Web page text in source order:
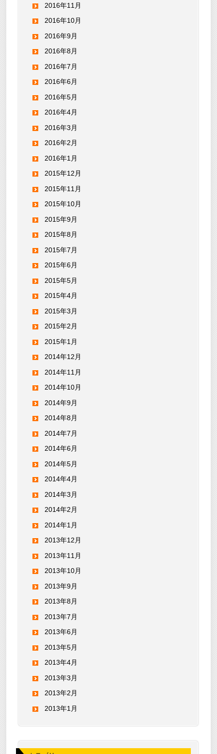
2016年11月
2016年10月
2016年9月
2016年8月
2016年7月
2016年6月
2016年5月
2016年4月
2016年3月
2016年2月
2016年1月
2015年12月
2015年11月
2015年10月
2015年9月
2015年8月
2015年7月
2015年6月
2015年5月
2015年4月
2015年3月
2015年2月
2015年1月
2014年12月
2014年11月
2014年10月
2014年9月
2014年8月
2014年7月
2014年6月
2014年5月
2014年4月
2014年3月
2014年2月
2014年1月
2013年12月
2013年11月
2013年10月
2013年9月
2013年8月
2013年7月
2013年6月
2013年5月
2013年4月
2013年3月
2013年2月
2013年1月